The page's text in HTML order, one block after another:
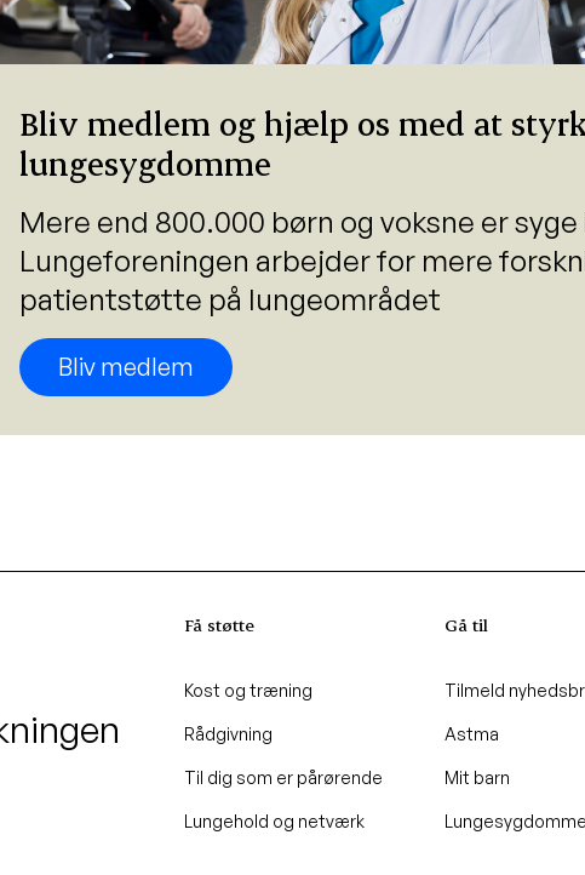
Bliv medlem og hjælp os med at
lungesygdomme
Mere end 800.000 børn og voksne er
Lungeforeningen arbejder for mere
patientstøtte på lungeområdet
Bliv medlem
Få støtte
Kost og træning
Rådgivning
Til dig som er pårørende
Lungehold og netværk
Gå til
Tilmeld
Astma
Mit barn
Lungesygdomme